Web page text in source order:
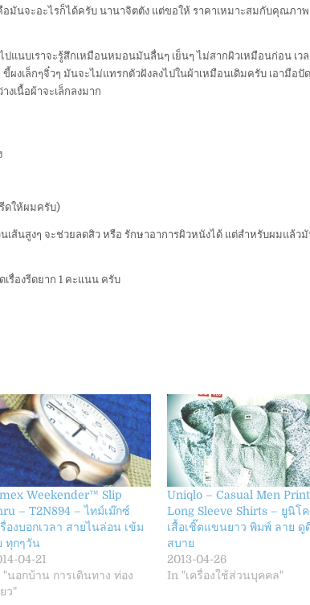
มันจะอะไรก็ได้ครับ นานาจิตตัง แต่ขอให้ ราคาเหมาะสมกับคุณภาพ
แนบเราจะรู้สึกเหมือนหมอนมันลื่นๆ เย็นๆ ไม่สากผิวเหมือนก่อน เว
ผงเล็กๆจิ๋วๆ มันจะไม่แทรกตัวฝังลงไปในผ้าเหมือนเดิมครับ เอามือปั
งเนื้อผ้าจะเล็กลงมาก
ดให้ผมครับ)
ส้นสูงๆ จะช่วยลดสิว หรือ รักษาอาการผิวหนังได้ แต่สำหรับผมแล้ว
รื่องรีดยาก 1 คะแนน ครับ
Weekender™ Slip
– T2N894 – ไทม์เม๊กซ์
รื่องบอกเวลา สายไนล่อน เข้ม
ทุกๆวัน
04-21
"นอกบ้าน การเดินทาง ท่อง
ว"
Uniqlo – Casual Men Print
Long Sleeve Shirts – ยูนิโ
เสื้อเชิ๊ตแขนยาว พิมพ์ ลาย ดู
สบาย
2013-04-26
In "เครื่องใช้ส่วนบุคคล"